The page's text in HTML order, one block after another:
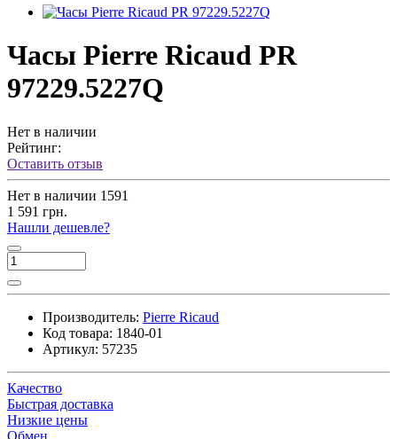
Часы Pierre Ricaud PR
97229.5227Q
Нет в наличии
Рейтинг:
Оставить отзыв
Нет в наличии 1591
1 591 грн.
Нашли дешевле?
Производитель: Pierre Ricaud
Код товара: 1840-01
Артикул: 57235
Качество
Быстрая доставка
Низкие цены
Обмен